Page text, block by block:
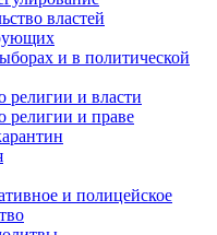
властей
и в политической
религии и власти
религии и праве
и полицейское